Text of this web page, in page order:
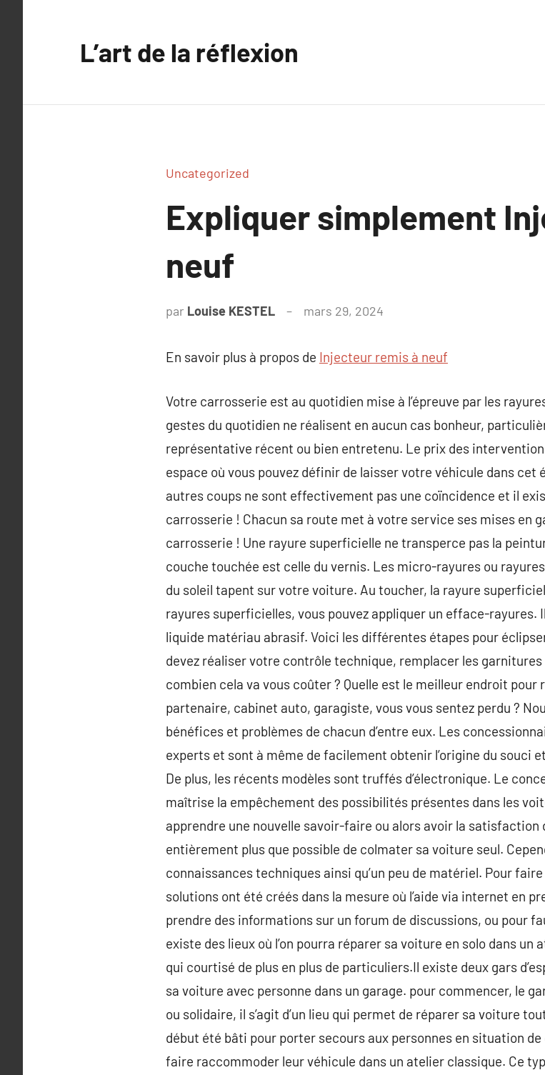
L’art de la réflexion
Uncategorized
Expliquer simplement
neuf
par Louise KESTEL mars 29, 2024
En savoir plus à propos de Injecteur remis à neuf
Votre carrosserie est au quotidien mise à l’épreuve par les
gestes du quotidien ne réalisent en aucun cas bonheur,
représentative récent ou bien entretenu. Le prix des
espace où vous pouvez définir de laisser votre véhicule dans
autres coups ne sont effectivement pas une coïncidence et il
carrosserie ! Chacun sa route met à votre service ses mises en
carrosserie ! Une rayure superficielle ne transperce pas la
couche touchée est celle du vernis. Les micro-rayures ou
du soleil tapent sur votre voiture. Au toucher, la rayure
rayures superficielles, vous pouvez appliquer un efface-rayures. Il
liquide matériau abrasif. Voici les différentes étapes pour
devez réaliser votre contrôle technique, remplacer les
combien cela va vous coûter ? Quelle est le meilleur endroit
partenaire, cabinet auto, garagiste, vous vous sentez perdu ?
bénéfices et problèmes de chacun d’entre eux. Les
experts et sont à même de facilement obtenir l’origine du souci
De plus, les récents modèles sont truffés d’électronique. Le
maîtrise la empêchement des possibilités présentes dans les
apprendre une nouvelle savoir-faire ou alors avoir la
entièrement plus que possible de colmater sa voiture seul.
connaissances techniques ainsi qu’un peu de matériel. Pour
solutions ont été créés dans la mesure où l’aide via internet en
prendre des informations sur un forum de discussions, ou pour
existe des lieux où l’on pourra réparer sa voiture en solo dans
qui courtisé de plus en plus de particuliers.Il existe deux gars
sa voiture avec personne dans un garage. pour commencer, le
ou solidaire, il s’agit d’un lieu qui permet de réparer sa voiture
début été bâti pour porter secours aux personnes en situation de
faire raccommoder leur véhicule dans un atelier classique. Ce